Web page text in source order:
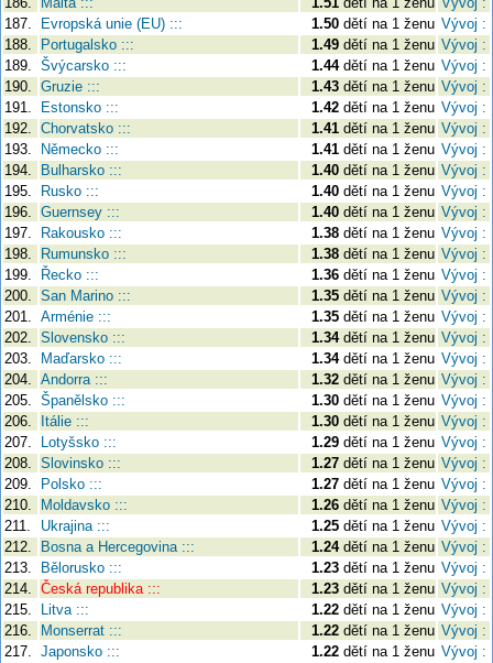
187.
Evropská unie (EU) ::: 1.50 dětí na 1 ženu Vývoj :
188.
Portugalsko ::: 1.49 dětí na 1 ženu Vývoj :
189. Švýcarsko ::: 1.44dětí na 1 ženu Vývoj :
190. Gruzie ::: 1.43 dětí na 1 ženu Vývoj :
191.
Estonsko ::: 1.42 dětí na 1 ženu Vývoj :
192. Chorvatsko ::: 1.41 dětí na 1 ženu Vývoj :
193.
Německo ::: 1.41 dětí na 1 ženu Vývoj :
194.
Bulharsko ::: 1.40 dětí na 1 ženu Vývoj :
195.
Rusko ::: 1.40 dětí na 1 ženu Vývoj :
196. Guernsey ::: 1.40 dětí na 1 ženu Vývoj :
197.
Rakousko ::: 1.38 dětí na 1 ženu Vývoj :
198.
Rumunsko ::: 1.38 dětí na 1 ženu Vývoj :
199.
Řecko ::: 1.36 dětí na 1 ženu Vývoj :
200. San Marino ::: 1.35 dětí na 1 ženu Vývoj :
201. Arménie ::: 1.35 dětí na 1 ženu Vývoj :
202. Slovensko ::: 1.34dětí na 1 ženu Vývoj :
203.
Maďarsko ::: 1.34dětí na 1 ženu Vývoj :
204. Andorra ::: 1.32 dětí na 1 ženu Vývoj :
205. Španělsko ::: 1.30 dětí na 1 ženu Vývoj :
206.
Itálie ::: 1.30 dětí na 1 ženu Vývoj :
207.
Lotyšsko ::: 1.29 dětí na 1 ženu Vývoj :
208. Slovinsko ::: 1.27 dětí na 1 ženu Vývoj :
209.
Polsko ::: 1.27 dětí na 1 ženu Vývoj :
210.
Moldavsko ::: 1.26 dětí na 1 ženu Vývoj :
211.
Ukrajina ::: 1.25 dětí na 1 ženu Vývoj :
212.
Bosna a Hercegovina ::: 1.24dětí na 1 ženu Vývoj :
213.
Bělorusko ::: 1.23 dětí na 1 ženu Vývoj :
214. Česká republika ::: 1.23 dětí na 1 ženu Vývoj :
215.
Litva ::: 1.22 dětí na 1 ženu Vývoj :
216.
Monserrat ::: 1.22 dětí na 1 ženu Vývoj :
217. Japonsko ::: 1.22 dětí na 1 ženu Vývoj :